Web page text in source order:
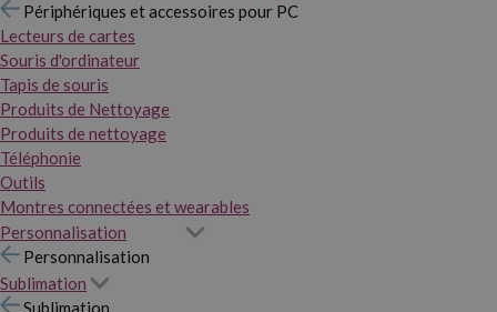
Périphériques et accessoires pour PC
Lecteurs de cartes
Souris d'ordinateur
Tapis de souris
Produits de Nettoyage
Produits de nettoyage
Téléphonie
Outils
Montres connectées et wearables
Personnalisation
Personnalisation
Sublimation
Sublimation